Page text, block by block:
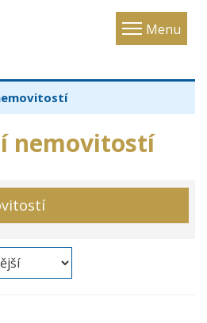
Menu
Toggle
nemovitostí